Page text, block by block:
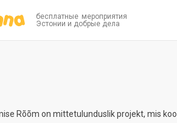
бесплатные мероприятия
Эстонии и добрые дела
Rõõm on mittetulunduslik projekt, mis